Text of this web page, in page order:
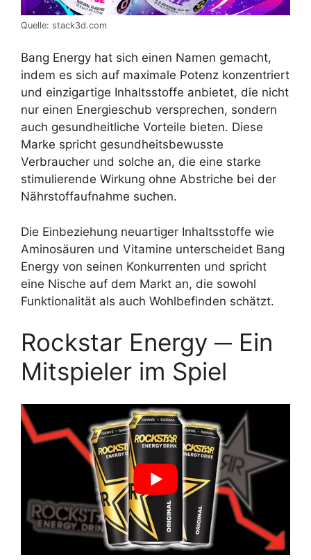
Quelle: stack3d.com
Bang Energy hat sich einen Namen gemacht,
indem es sich auf maximale Potenz konzentriert
und einzigartige Inhaltsstoffe anbietet, die nicht
nur einen Energieschub versprechen, sondern
auch gesundheitliche Vorteile bieten. Diese
Marke spricht gesundheitsbewusste
Verbraucher und solche an, die eine starke
stimulierende Wirkung ohne Abstriche bei der
Nährstoffaufnahme suchen.
Die Einbeziehung neuartiger Inhaltsstoffe wie
Aminosäuren und Vitamine unterscheidet Bang
Energy von seinen Konkurrenten und spricht
eine Nische auf dem Markt an, die sowohl
Funktionalität als auch Wohlbefinden schätzt.
Rockstar Energy ─ Ein
Mitspieler im Spiel